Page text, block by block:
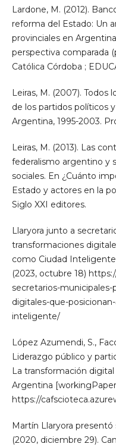
Lardone, M. (2012).
reforma del Estado: Un
provinciales en
perspectiva comparada
Católica Córdoba ;
Leiras, M. (2007). Todos
de los partidos políticos
Argentina, 1995-2003.
Leiras, M. (2013). Las
federalismo argentino y
sociales. En ¿Cuánto
Estado y actores en la
Siglo XXI editores.
Llaryora junto a
transformaciones
como Ciudad
(2023, octubre 18)
secretarios-
digitales-que-
inteligente/
López Azumendi, S.,
Liderazgo público y
La transformación
Argentina
https://
Martín Llaryora presentó
(2020, diciembre 29).